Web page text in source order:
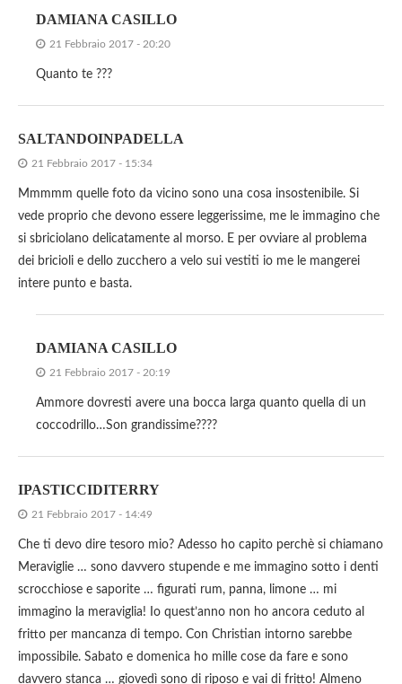
DAMIANA CASILLO
21 Febbraio 2017 - 20:20
Quanto te ???
SALTANDOINPADELLA
21 Febbraio 2017 - 15:34
Mmmmm quelle foto da vicino sono una cosa insostenibile. Si
vede proprio che devono essere leggerissime, me le immagino che
si sbriciolano delicatamente al morso. E per ovviare al problema
dei bricioli e dello zucchero a velo sui vestiti io me le mangerei
intere punto e basta.
DAMIANA CASILLO
21 Febbraio 2017 - 20:19
Ammore dovresti avere una bocca larga quanto quella di un
coccodrillo…Son grandissime????
IPASTICCIDITERRY
21 Febbraio 2017 - 14:49
Che ti devo dire tesoro mio? Adesso ho capito perchè si chiamano
Meraviglie … sono davvero stupende e me immagino sotto i denti
scrocchiose e saporite … figurati rum, panna, limone … mi
immagino la meraviglia! Io quest’anno non ho ancora ceduto al
fritto per mancanza di tempo. Con Christian intorno sarebbe
impossibile. Sabato e domenica ho mille cose da fare e sono
davvero stanca … giovedì sono di riposo e vai di fritto! Almeno